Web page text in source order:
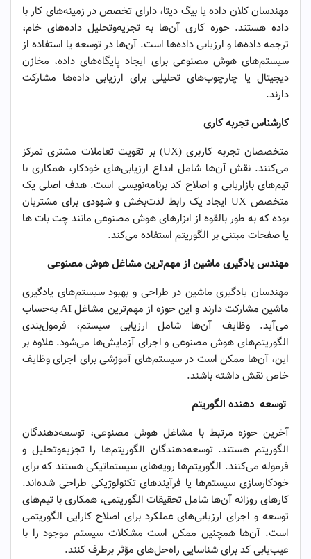
مهندسان کلان داده یا بیگ دیتا، دارای تخصص در زمینه‌های کار با
داده هستند. حوزه کاری آن‌ها به تجزیه‌وتحلیل داده‌های خام،
ترجمه داده‌ها و ارزیابی داده‌ها است. آن‌ها در توسعه یا استفاده از
سیستم‌های هوش مصنوعی برای ایجاد پایگاه‌های داده، مخازن
دیجیتال یا چارچوب‌های تحلیلی برای ارزیابی داده‌ها مشارکت
دارند.
کارشناس تجربه کاری
متخصصان تجربه کاربری (UX) بر تقویت تعاملات مشتری تمرکز
می‌کنند. نقش آن‌ها شامل ابداع ارزیابی‌های خودکار، همکاری با
تیم‌های بازاریابی و اصلاح کد برنامه‌نویسی است. هدف اصلی یک
متخصص UX ایجاد یک رابط لذت‌بخش و شهودی برای مشتریان
بوده که به طور بالقوه از ابزارهای هوش مصنوعی مانند چت بات ها
یا صفحات مبتنی بر الگوریتم استفاده می‌کند.
مهندس یادگیری ماشین از مهم‌ترین مشاغل هوش مصنوعی
مهندسان یادگیری ماشین در طراحی و بهبود سیستم‌های یادگیری
ماشین مشارکت دارند و این حوزه از مهم‌ترین مشاغل AI به‌حساب
می‌آید. وظایف آن‌ها شامل ارزیابی سیستم، فرمول‌بندی
الگوریتم‌های هوش مصنوعی و اجرای آزمایش‌ها می‌شود. علاوه بر
این، آن‌ها ممکن است در سیستم‌های آموزشی برای اجرای وظایف
خاص نقش داشته باشند.
توسعه دهنده الگوریتم
آخرین حوزه مرتبط با مشاغل هوش مصنوعی، توسعه‌دهندگان
الگوریتم هستند. توسعه‌دهندگان الگوریتم‌ها را تجزیه‌وتحلیل و
فرموله می‌کنند. الگوریتم‌ها رویه‌های سیستماتیکی هستند که برای
خودکارسازی سیستم‌ها یا فرآیندهای تکنولوژیکی طراحی شده‌اند.
کارهای روزانه آن‌ها شامل تحقیقات الگوریتمی، همکاری با تیم‌های
توسعه و اجرای ارزیابی‌های عملکرد برای اصلاح کارایی الگوریتمی
است. آن‌ها همچنین ممکن است مشکلات سیستم موجود را با
عیب‌یابی کد برای شناسایی راه‌حل‌های مؤثر برطرف کنند.